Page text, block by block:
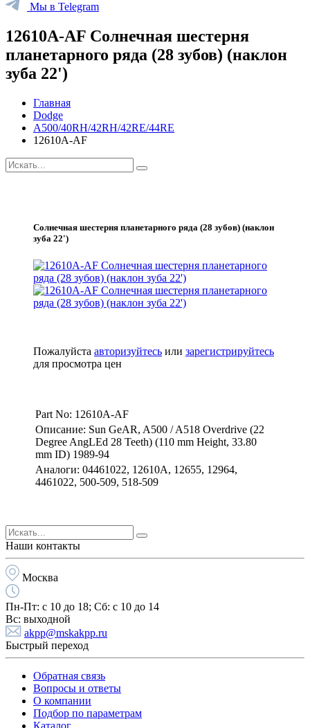
Мы в Telegram
12610A-AF Солнечная шестерня
планетарного ряда (28 зубов) (наклон
зуба 22')
Главная
Dodge
A500/40RH/42RH/42RE/44RE
12610A-AF
Солнечная шестерня планетарного ряда (28 зубов) (наклон
зуба 22')
Пожалуйста авторизуйтесь или зарегистрируйтесь
для просмотра цен
Part No: 12610A-AF
Описание: Sun GeAR, A500 / A518 Overdrive (22
Degree AngLEd 28 Teeth) (110 mm Height, 33.80
mm ID) 1989-94
Аналоги: 04461022, 12610A, 12655, 12964,
4461022, 500-509, 518-509
Наши контакты
Москва
Пн-Пт: с 10 до 18; Cб: с 10 до 14
Вс: выходной
akpp@mskakpp.ru
Быстрый переход
Обратная связь
Вопросы и ответы
О компании
Подбор по параметрам